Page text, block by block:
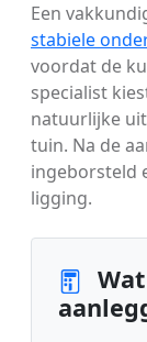
Een
stabiele
voordat de
specialist
natuurlijke
tuin. Na de
ingeborsteld
ligging.